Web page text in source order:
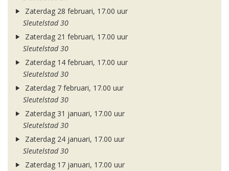
Zaterdag 28 februari, 17.00 uur
Sleutelstad 30
Zaterdag 21 februari, 17.00 uur
Sleutelstad 30
Zaterdag 14 februari, 17.00 uur
Sleutelstad 30
Zaterdag 7 februari, 17.00 uur
Sleutelstad 30
Zaterdag 31 januari, 17.00 uur
Sleutelstad 30
Zaterdag 24 januari, 17.00 uur
Sleutelstad 30
Zaterdag 17 januari, 17.00 uur